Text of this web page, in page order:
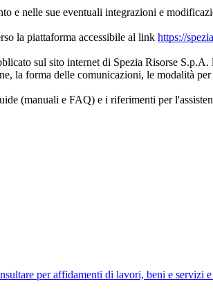
e nelle sue eventuali integrazioni e
la piattaforma accessibile al link https://
sul sito internet di Spezia Risorse
la forma delle comunicazioni, le modalità
(manuali e FAQ) e i riferimenti per
per affidamenti di lavori, beni e servizi